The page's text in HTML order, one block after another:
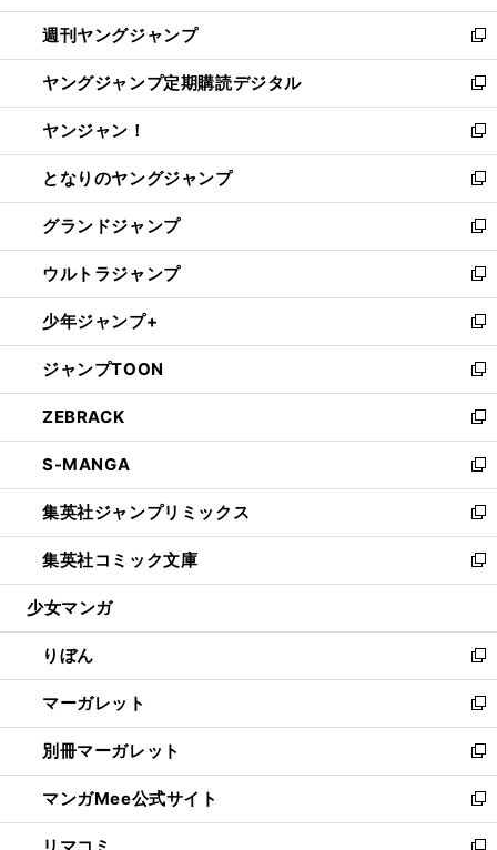
開
く
ウ
で
開
く
ン
ド
ウ
で
開
く
ウ
ィ
ン
ド
ウ
で
開
く
週刊ヤングジャンプ
新
し
い
ウ
ィ
ン
ド
ウ
で
開
く
ヤングジャンプ定期購読デジタル
新
し
い
ウ
ィ
ン
ド
ウ
で
開
く
ヤンジャン！
新
し
い
ウ
ィ
ン
ド
ウ
で
開
く
となりのヤングジャンプ
新
し
い
ウ
ィ
ン
ド
ウ
で
開
く
グランドジャンプ
新
し
い
ウ
ィ
ン
ド
ウ
で
開
く
ウルトラジャンプ
新
し
い
ウ
ィ
ン
ド
ウ
で
開
く
少年ジャンプ+
新
し
い
ウ
ィ
ン
ド
ウ
で
開
く
ジャンプTOON
新
し
い
ウ
ィ
ン
ド
ウ
で
開
ZEBRACK
新
し
い
ウ
ィ
ン
ド
ウ
開
く
S-MANGA
新
し
い
ウ
ィ
ン
ウ
で
開
く
集英社ジャンプリミックス
新
し
い
ウ
ン
ド
ウ
で
開
く
集英社コミック文庫
新
し
ウ
ィ
ン
ド
ウ
で
開
く
少女マンガ
りぼん
新
し
い
ウ
ィ
ン
ド
ウ
マーガレット
新
し
い
ウ
ィ
ン
別冊マーガレット
新
し
い
ウ
マンガMee公式サイト
新
し